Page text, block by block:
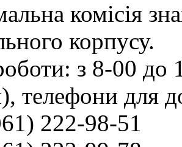
комісія
корпусу.
з 8-00 до
телефони для
222-98-51